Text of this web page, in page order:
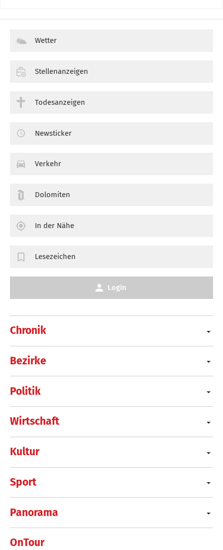
Chronik
Bezirke
Politik
Wirtschaft
Kultur
Sport
Panorama
OnTour
Wetter
Stellenanzeigen
Todesanzeigen
Newsticker
Verkehr
Dolomiten
In der Nähe
Lesezeichen
Login